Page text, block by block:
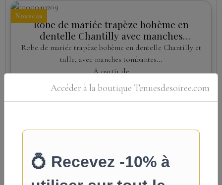
Nouveau
Robe de mariée trapèze bohème en
dentelle Chantilly avec manches
amovibles
Robe de mariée trapèze bohème en dentelle Chantilly et
tulle, avec manches tombantes...
À partir de
579,00€TTC
Détails
Nouveau
Tulle Pailleté et Dentelle Florale
Laissez-vous séduire par cette robe de mariée au style
bohème romantique, confectionnée...
Accéder à la boutique Tenuesdesoiree.com